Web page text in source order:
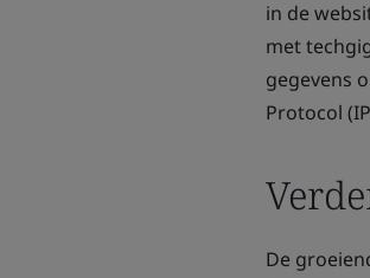
in de
met
gegevens
Protocol
De